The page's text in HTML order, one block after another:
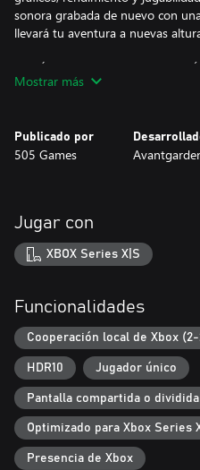
sonora grabada de nuevo con
llevará tu aventura a nuevas
EMBÁRCATE EN UNA HISTORIA
Resuelve rompecabezas,
modo cooperativo local y
Brothers: A Tale of Two Sons
ocultos que recompensan a
todos los que contenía el original,
secretos para descubrir.
Mostrar más
Publicado por
505 Games
Jugar con
XBOX Series X|S
Funcionalidades
Cooperación local de Xbox (2-
HDR10 Jugador único
Pantalla compartida o dividida
Optimizado para Xbox Series
Presencia de Xbox